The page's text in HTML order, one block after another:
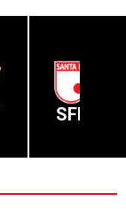
SFE